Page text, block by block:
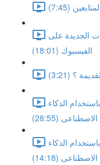
(7:45)
الجديدة على
الفيسبوك (18:01)
؟ (3:21)
الذكاء
الاصطناعى (28:55)
الذكاء
الاصطناعى (14:18)